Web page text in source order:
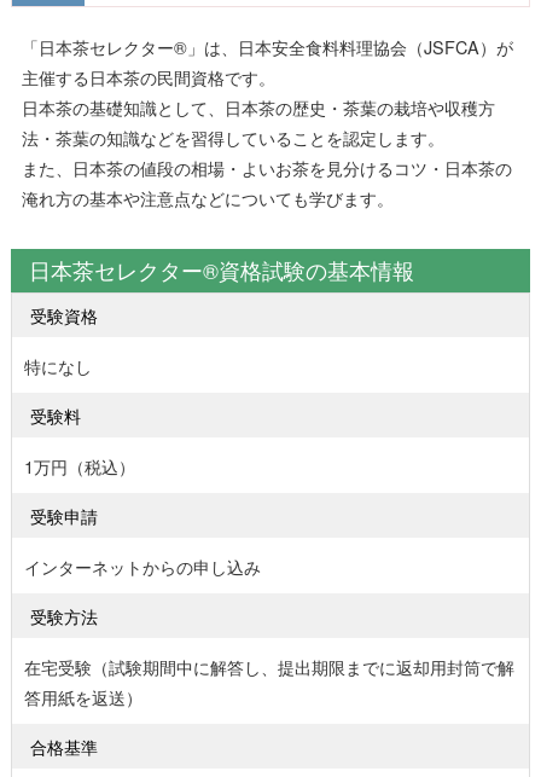
「日本茶セレクター®」は、日本安全食料料理協会（JSFCA）が
主催する日本茶の民間資格です。
日本茶の基礎知識として、日本茶の歴史・茶葉の栽培や収穫方
法・茶葉の知識などを習得していることを認定します。
また、日本茶の値段の相場・よいお茶を見分けるコツ・日本茶の
淹れ方の基本や注意点などについても学びます。
日本茶セレクター®資格試験の基本情報
受験資格
特になし
受験料
1万円（税込）
受験申請
インターネットからの申し込み
受験方法
在宅受験（試験期間中に解答し、提出期限までに返却用封筒で解
答用紙を返送）
合格基準